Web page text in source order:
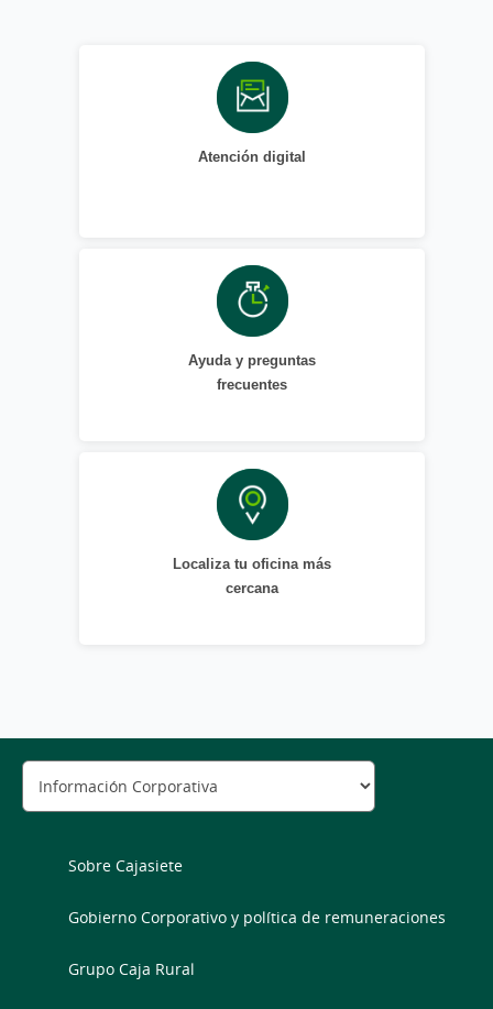
Atención digital
Ayuda y preguntas
frecuentes
Localiza tu oficina más
cercana
Sobre Cajasiete
Gobierno Corporativo y política de remuneraciones
Grupo Caja Rural